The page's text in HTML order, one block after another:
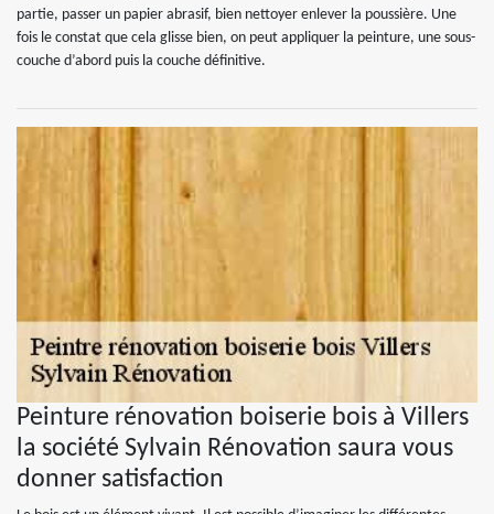
partie, passer un papier abrasif, bien nettoyer enlever la poussière. Une
fois le constat que cela glisse bien, on peut appliquer la peinture, une sous-
couche d’abord puis la couche définitive.
Peinture rénovation boiserie bois à Villers
la société Sylvain Rénovation saura vous
donner satisfaction